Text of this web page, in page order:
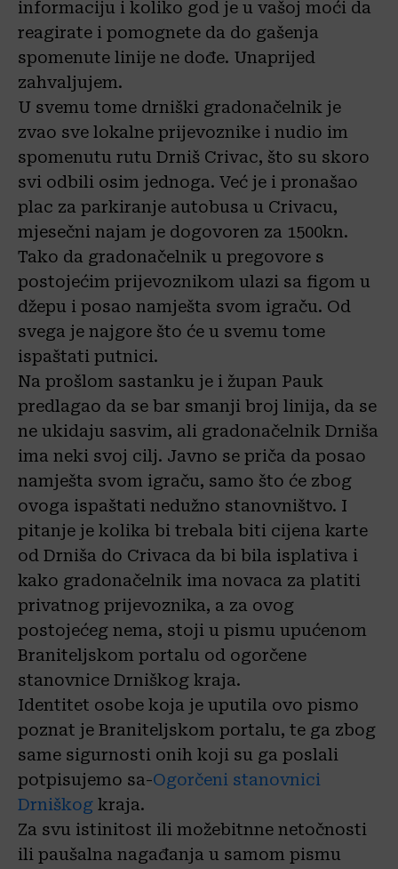
informaciju i koliko god je u vašoj moći da
reagirate i pomognete da do gašenja
spomenute linije ne dođe. Unaprijed
zahvaljujem.
U svemu tome drniški gradonačelnik je
zvao sve lokalne prijevoznike i nudio im
spomenutu rutu Drniš Crivac, što su skoro
svi odbili osim jednoga. Već je i pronašao
plac za parkiranje autobusa u Crivacu,
mjesečni najam je dogovoren za 1500kn.
Tako da gradonačelnik u pregovore s
postojećim prijevoznikom ulazi sa figom u
džepu i posao namješta svom igraču. Od
svega je najgore što će u svemu tome
ispaštati putnici.
Na prošlom sastanku je i župan Pauk
predlagao da se bar smanji broj linija, da se
ne ukidaju sasvim, ali gradonačelnik Drniša
ima neki svoj cilj. Javno se priča da posao
namješta svom igraču, samo što će zbog
ovoga ispaštati nedužno stanovništvo. I
pitanje je kolika bi trebala biti cijena karte
od Drniša do Crivaca da bi bila isplativa i
kako gradonačelnik ima novaca za platiti
privatnog prijevoznika, a za ovog
postojećeg nema, stoji u pismu upućenom
Braniteljskom portalu od ogorčene
stanovnice Drniškog kraja.
Identitet osobe koja je uputila ovo pismo
poznat je Braniteljskom portalu, te ga zbog
same sigurnosti onih koji su ga poslali
potpisujemo sa-Ogorčeni stanovnici
Drniškog kraja.
Za svu istinitost ili možebitnne netočnosti
ili paušalna nagađanja u samom pismu